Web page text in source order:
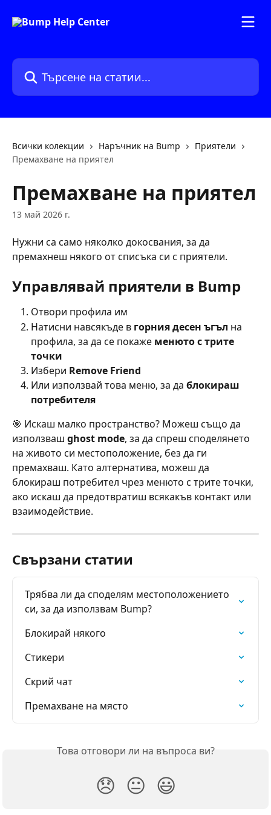
Търсене на статии...
Всички колекции Наръчник на Bump
Приятели
Премахване на приятел
Премахване на приятел
13 май 2026 г.
Нужни са само няколко докосвания, за да
премахнеш някого от списъка си с приятели.
Управлявай приятели в Bump
Отвори профила им
Натисни навсякъде в горния десен ъгъл на
профила, за да се покаже менюто с трите
точки
Избери Remove Friend
Или използвай това меню, за да блокираш
потребителя
🎯 Искаш малко пространство? Можеш също да
използваш ghost mode, за да спреш споделянето
на живото си местоположение, без да ги
премахваш. Като алтернатива, можеш да
блокираш потребител чрез менюто с трите точки,
ако искаш да предотвратиш всякакъв контакт или
взаимодействие.
Свързани статии
Трябва ли да споделям местоположението
си, за да използвам Bump?
Блокирай някого
Стикери
Скрий чат
Премахване на място
Това отговори ли на въпроса ви?
😞 😐 😃